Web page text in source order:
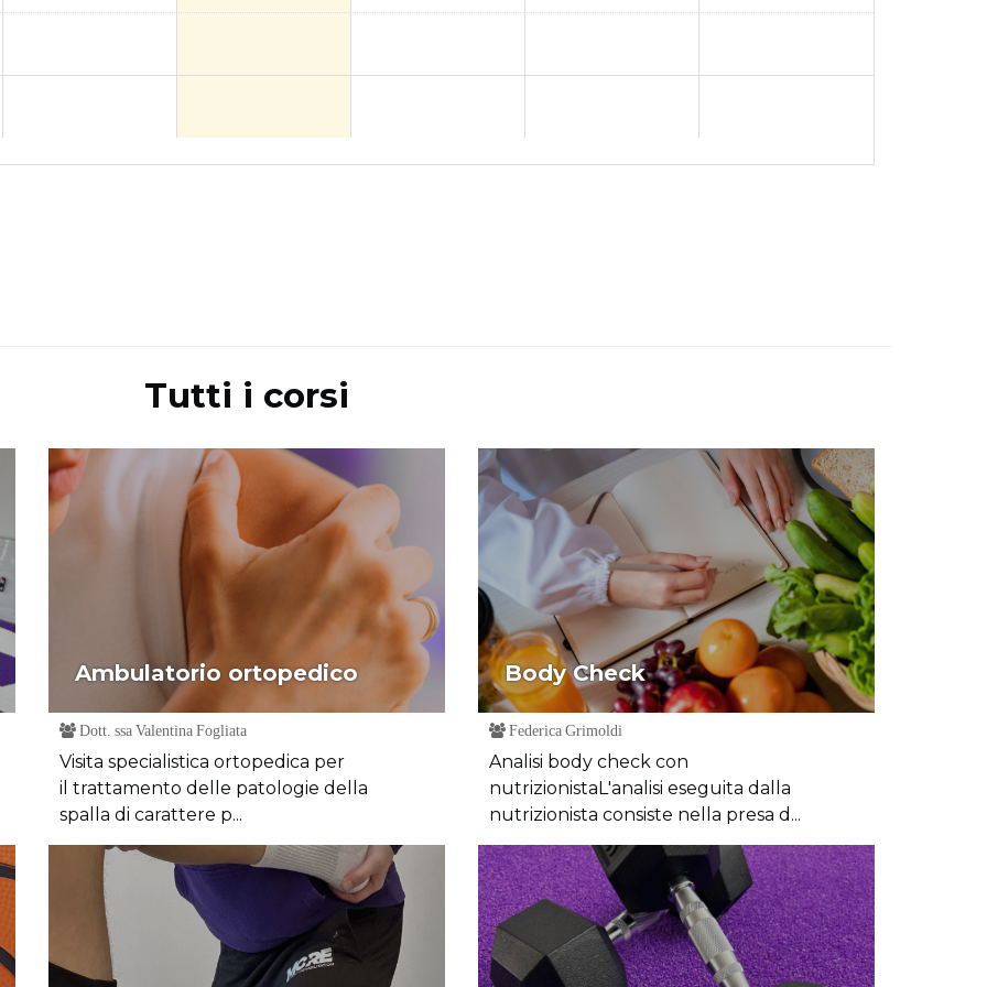
Tutti i corsi
Ambulatorio ortopedico
Dott. ssa Valentina Fogliata
Visita specialistica ortopedica per
il trattamento delle patologie della
spalla di carattere p...
Body Check
Federica Grimoldi
Analisi body check con
nutrizionistaL'analisi eseguita dalla
nutrizionista consiste nella presa d...